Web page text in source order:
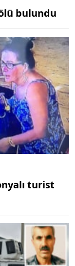
bulundu
turist